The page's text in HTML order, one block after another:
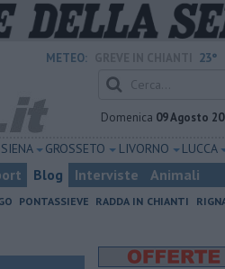
METEO: 23°
Domenica 09 Agosto
SIENA GROSSETO LIVORNO LUCCA
Blog Interviste Animali
PONTASSIEVE RADDA IN CHIANTI